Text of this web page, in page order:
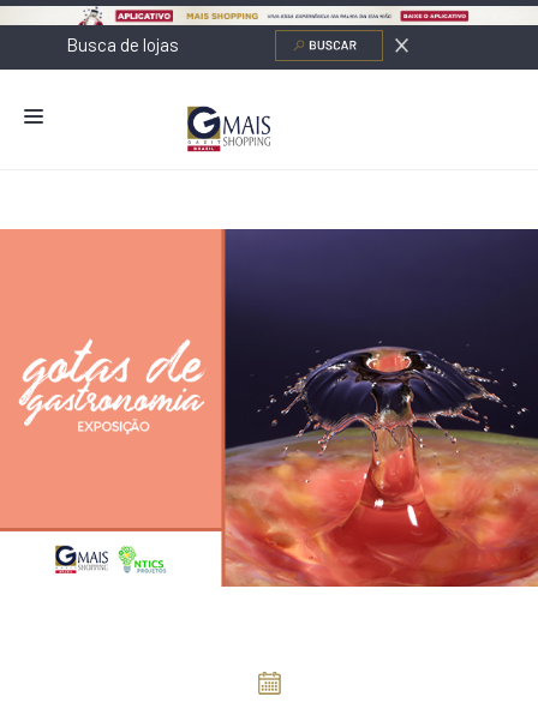
CONTATO
NOVOS NEGÓCIOS
O SHOPPING
SHOPPINGS DA GAZIT
COMO CHEGAR